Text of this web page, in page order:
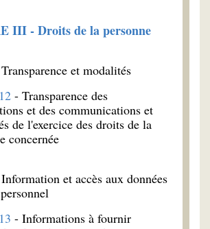
III - Droits de la personne
et modalités
- Transparence des
et des communications et
de l'exercice des droits de la
concernée
et accès aux données
- Informations à fournir